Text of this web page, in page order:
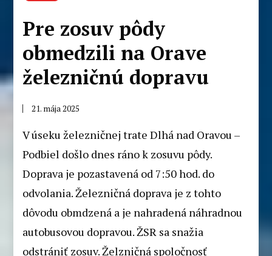
Pre zosuv pôdy
obmedzili na Orave
železničnú dopravu
21. mája 2025
V úseku železničnej trate Dlhá nad Oravou –
Podbiel došlo dnes ráno k zosuvu pôdy.
Doprava je pozastavená od 7:50 hod. do
odvolania. Železničná doprava je z tohto
dôvodu obmdzená a je nahradená náhradnou
autobusovou dopravou. ŽSR sa snažia
odstrániť zosuv. Želzničná spoločnosť